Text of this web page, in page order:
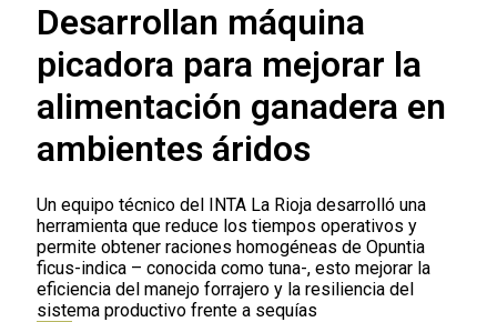
Desarrollan máquina
picadora para mejorar la
alimentación ganadera en
ambientes áridos
Un equipo técnico del INTA La Rioja desarrolló una
herramienta que reduce los tiempos operativos y
permite obtener raciones homogéneas de Opuntia
ficus-indica – conocida como tuna-, esto mejorar la
eficiencia del manejo forrajero y la resiliencia del
sistema productivo frente a sequías